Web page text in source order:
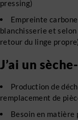
pressing)
Empreinte
blanchisserie et
retour du linge
J’ai un
Production de
remplacement de
Besoin en matière